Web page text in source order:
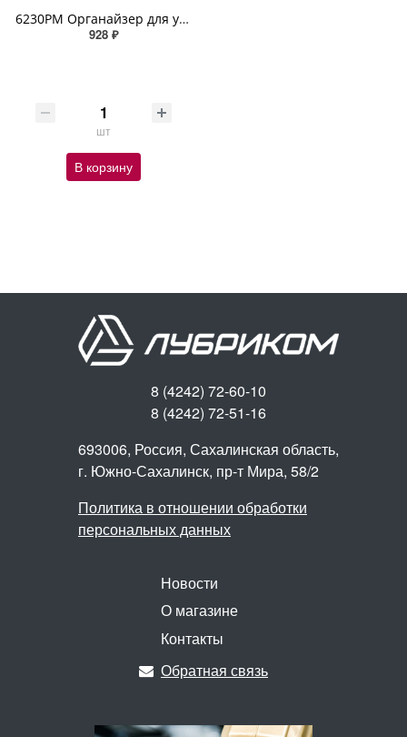
6230PM Органайзер для удочек (комплект 2 шт.) ZIPOWER
928 ₽
шт
В корзину
8 (4242) 72-60-10
8 (4242) 72-51-16
693006, Россия, Сахалинская область,
г. Южно-Сахалинск, пр-т Мира, 58/2
Политика в отношении обработки
персональных данных
Новости
О магазине
Контакты
Обратная связь